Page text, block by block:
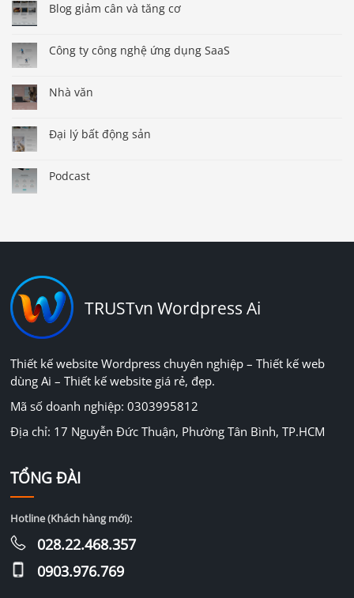
Blog giảm cân và tăng cơ
Công ty công nghệ ứng dụng SaaS
Nhà văn
Đại lý bất động sản
Podcast
TRUSTvn Wordpress Ai
Thiết kế website Wordpress chuyên nghiệp – Thiết kế web
dùng Ai – Thiết kế website giá rẻ, đẹp.
Mã số doanh nghiệp: 0303995812
Địa chỉ: 17 Nguyễn Đức Thuận, Phường Tân Bình, TP.HCM
TỔNG ĐÀI
Hotline (Khách hàng mới):
028.22.468.357
0903.976.769